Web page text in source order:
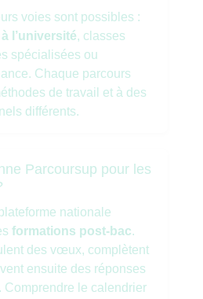
voies sont possibles :
l’université, classes
spécialisées ou
Chaque parcours
de travail et à des
différents.
Parcoursup pour les
nationale
formations post-bac.
des vœux, complètent
ensuite des réponses
Comprendre le calendrier